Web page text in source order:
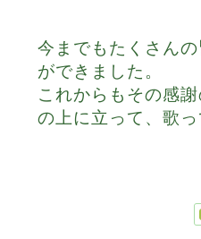
今までもたくさん
ができました。
これからもその感
の上に立って、歌っ